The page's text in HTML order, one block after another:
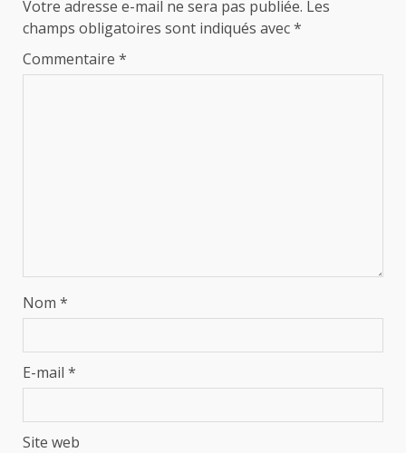
Votre adresse e-mail ne sera pas publiée. Les
champs obligatoires sont indiqués avec*
Commentaire *
Nom *
E-mail *
Site web